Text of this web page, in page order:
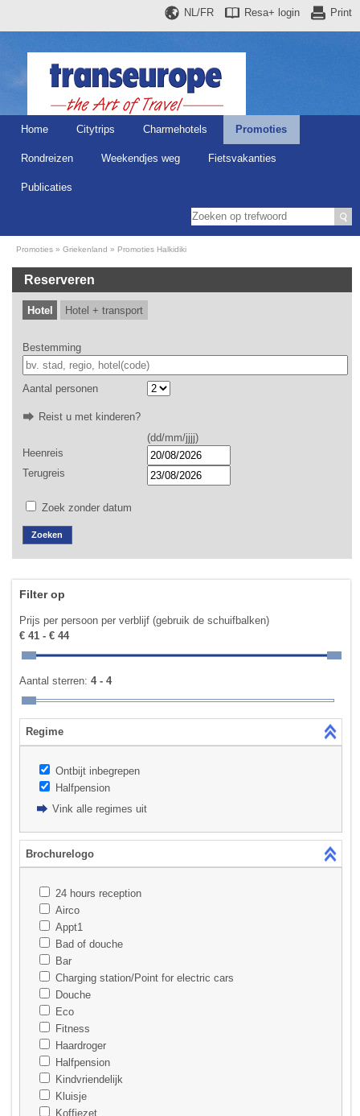
Print
Resa+ login
NL/FR
Home Citytrips Charmehotels Promoties
Rondreizen Weekendjes weg Fietsvakanties
Publicaties
Promoties Griekenland Promoties Halkidiki
Reserveren
Hotel Hotel + transport
Bestemming
Aantal personen
Reist u met kinderen?
(dd/mm/jjjj)
Heenreis
Terugreis
Zoek zonder datum
Filter op
Prijs per persoon per verblijf (gebruik de schuifbalken)
€ 41 - € 44
Aantal sterren:4 - 4
Regime
Ontbijt inbegrepen
Halfpension
Vink alle regimes uit
Brochurelogo
24 hours reception
Airco
Appt1
Bad of douche
Bar
Charging station/Point for electric cars
Douche
Eco
Fitness
Haardroger
Halfpension
Kindvriendelijk
Kluisje
Koffiezet